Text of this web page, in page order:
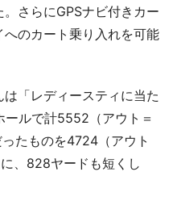
さらにGPSナビ付きカー
へのカート乗り入れを可能
「レディースティに当た
ールで計5552（アウト＝
たものを4724（アウト
、828ヤードも短くし